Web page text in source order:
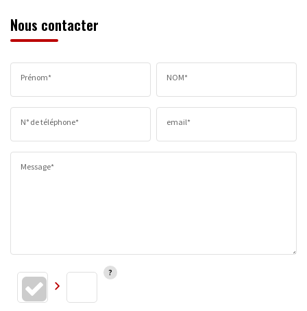
Nous contacter
Prénom* NOM*
N° de téléphone* email*
Message*